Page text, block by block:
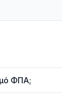
ΦΠΑ;